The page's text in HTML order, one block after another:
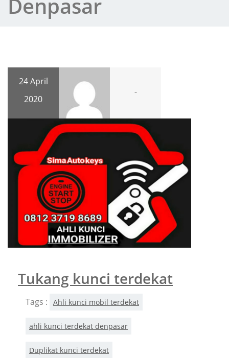
Denpasar
24 April
2020
-
Tukang kunci terdekat
Tags : Ahli kunci mobil terdekat
ahli kunci terdekat denpasar
Duplikat kunci terdekat